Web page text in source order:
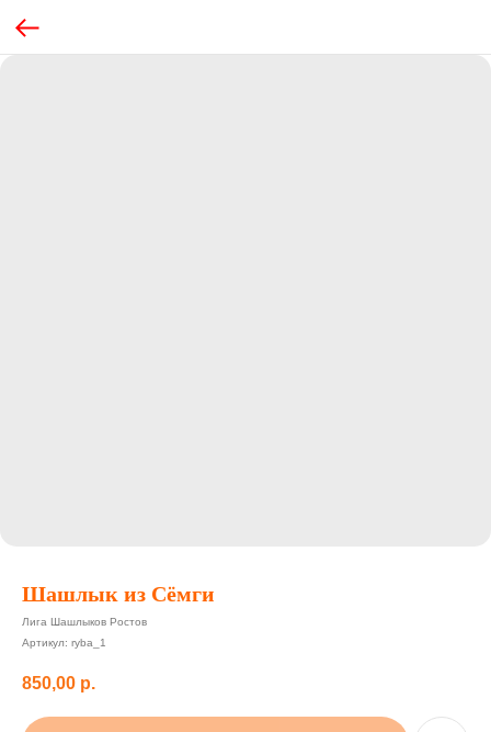
Шашлык из Сёмги
Лига Шашлыков Ростов
Артикул: ryba_1
850,00 р.